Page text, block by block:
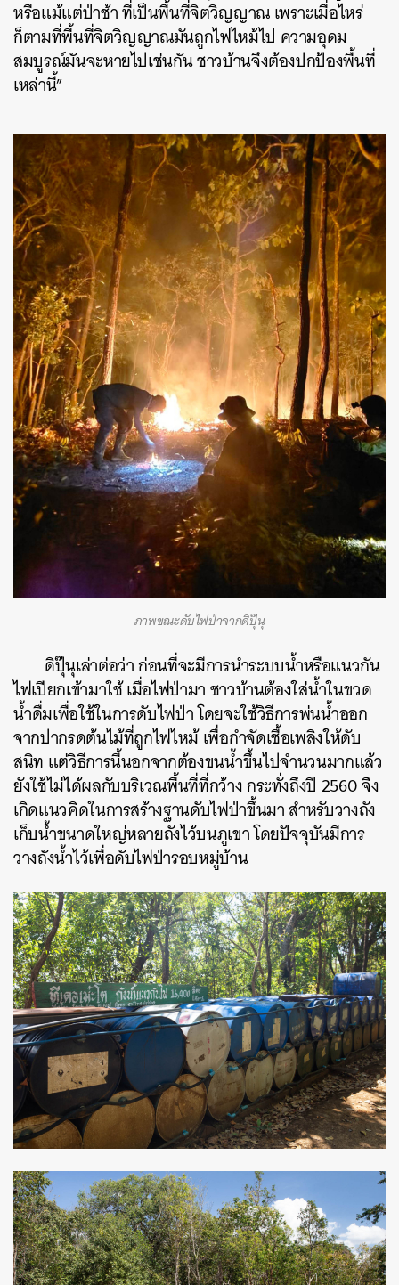
หรือแม้แต่ป่าช้า ที่เป็นพื้นที่จิตวิญญาณ เพราะเมื่อไหร่
ก็ตามที่พื้นที่จิตวิญญาณมันถูกไฟไหม้ไป ความอุดม
สมบูรณ์มันจะหายไปเช่นกัน ชาวบ้านจึงต้องปกป้องพื้นที่
เหล่านี้”
ภาพขณะดับไฟป่าจากดิปุ๊นุ
ดิปุ๊นุเล่าต่อว่า ก่อนที่จะมีการนำระบบน้ำหรือแนวกัน
ไฟเปียกเข้ามาใช้ เมื่อไฟป่ามา ชาวบ้านต้องใส่น้ำในขวด
น้ำดื่มเพื่อใช้ในการดับไฟป่า โดยจะใช้วิธีการพ่นน้ำออก
จากปากรดต้นไม้ที่ถูกไฟไหม้ เพื่อกำจัดเชื้อเพลิงให้ดับ
สนิท แต่วิธีการนี้นอกจากต้องขนน้ำขึ้นไปจำนวนมากแล้ว
ยังใช้ไม่ได้ผลกับบริเวณพื้นที่ที่กว้าง กระทั่งถึงปี 2560 จึง
เกิดแนวคิดในการสร้างฐานดับไฟป่าขึ้นมา สำหรับวางถัง
เก็บน้ำขนาดใหญ่หลายถังไว้บนภูเขา โดยปัจจุบันมีการ
วางถังน้ำไว้เพื่อดับไฟป่ารอบหมู่บ้าน